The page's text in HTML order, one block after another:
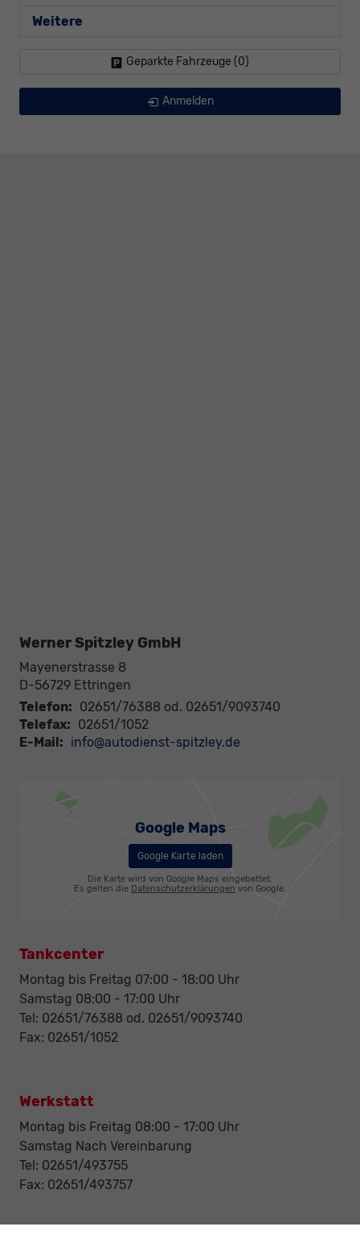
Weitere
Geparkte Fahrzeuge (0)
Anmelden
Werner Spitzley GmbH
Mayenerstrasse 8
D-56729 Ettringen
Telefon: 02651/76388 od. 02651/9093740
Telefax: 02651/1052
E-Mail: info@autodienst-spitzley.de
Google Maps
Google Karte laden
Die Karte wird von Google Maps eingebettet.
Es gelten die Datenschutzerklärungen von Google.
Tankcenter
Montag bis Freitag 07:00 - 18:00 Uhr
Samstag 08:00 - 17:00 Uhr
Tel: 02651/76388 od. 02651/9093740
Fax: 02651/1052
Werkstatt
Montag bis Freitag 08:00 - 17:00 Uhr
Samstag Nach Vereinbarung
Tel: 02651/493755
Fax: 02651/493757